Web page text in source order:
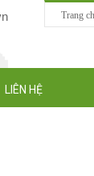
Trang
LIÊN HỆ